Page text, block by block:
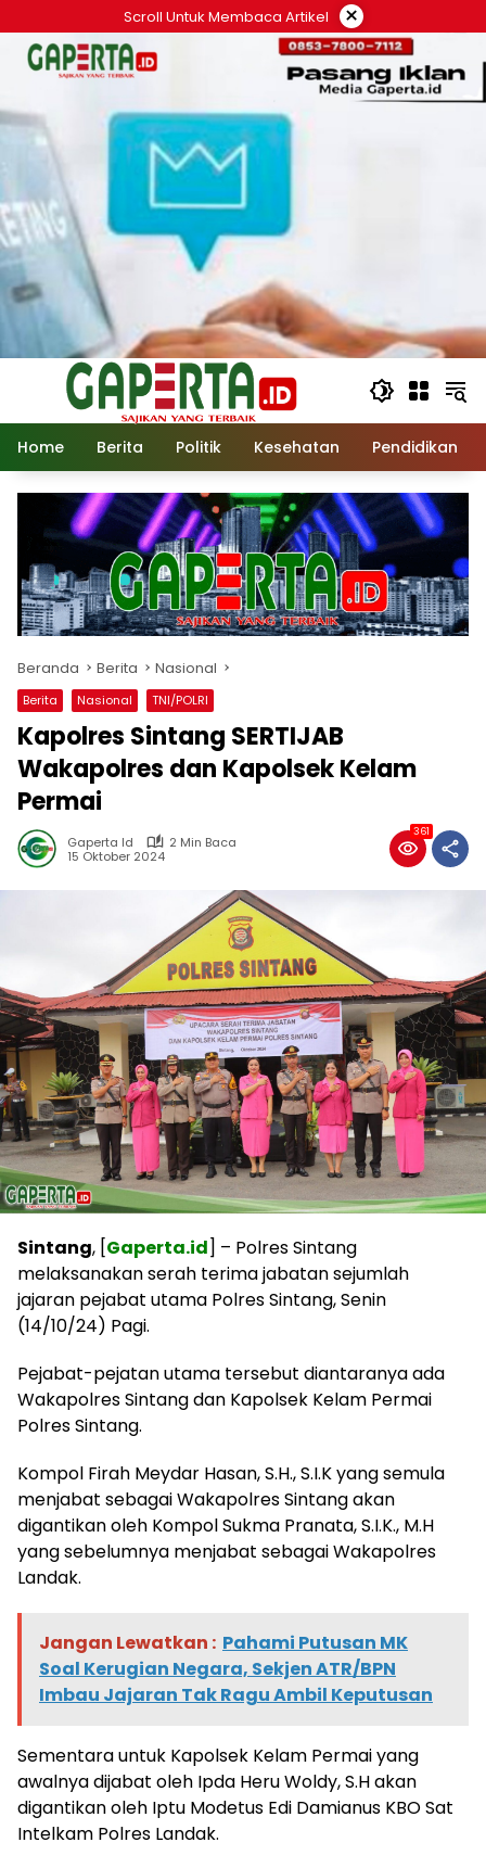
ke
konten
Scroll Untuk Membaca Artikel ×
Home Berita Politik Kesehatan Pendidikan
Beranda Berita Nasional
Berita Nasional TNI/POLRI
Kapolres Sintang SERTIJAB
Wakapolres dan Kapolsek Kelam
Permai
Gaperta Id
2 Min Baca
15 Oktober 2024
361
Sintang, [Gaperta.id] – Polres Sintang
melaksanakan serah terima jabatan sejumlah
jajaran pejabat utama Polres Sintang, Senin
(14/10/24) Pagi.
Pejabat-pejatan utama tersebut diantaranya ada
Wakapolres Sintang dan Kapolsek Kelam Permai
Polres Sintang.
Kompol Firah Meydar Hasan, S.H., S.I.K yang semula
menjabat sebagai Wakapolres Sintang akan
digantikan oleh Kompol Sukma Pranata, S.I.K., M.H
yang sebelumnya menjabat sebagai Wakapolres
Landak.
Jangan Lewatkan : Pahami Putusan MK
Soal Kerugian Negara, Sekjen ATR/BPN
Imbau Jajaran Tak Ragu Ambil Keputusan
Sementara untuk Kapolsek Kelam Permai yang
awalnya dijabat oleh Ipda Heru Woldy, S.H akan
digantikan oleh Iptu Modetus Edi Damianus KBO Sat
Intelkam Polres Landak.